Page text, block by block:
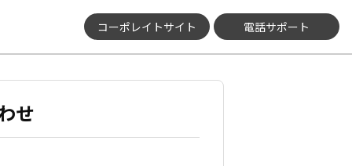
コーポレイトサイト 電話サポート
せ